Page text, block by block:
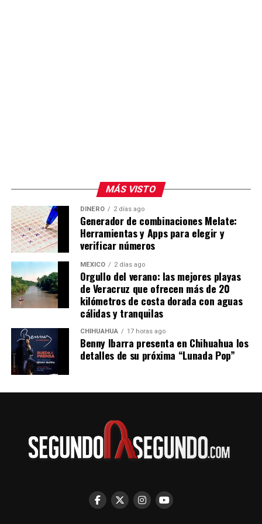
MÁS VISTO
DINERO 2 días ago
Generador de combinaciones Melate:
Herramientas y Apps para elegir y
verificar números
MÉXICO 2 días ago
Orgullo del verano: las mejores playas
de Veracruz que ofrecen más de 20
kilómetros de costa dorada con aguas
cálidas y tranquilas
CHIHUAHUA 17 horas ago
Benny Ibarra presenta en Chihuahua los
detalles de su próxima “Lunada Pop”